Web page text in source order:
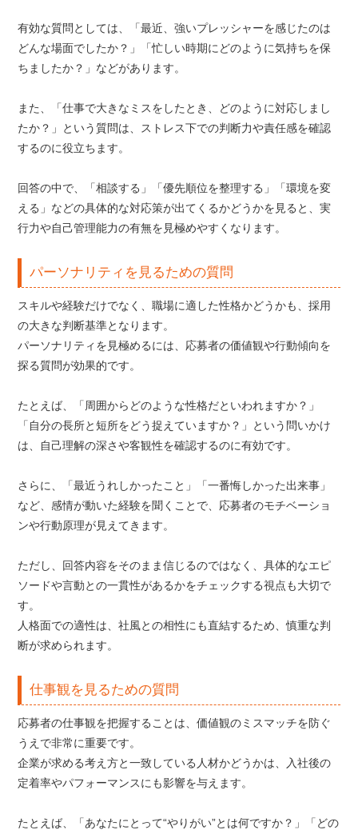
有効な質問としては、「最近、強いプレッシャーを感じたのは
どんな場面でしたか？」「忙しい時期にどのように気持ちを保
ちましたか？」などがあります。
また、「仕事で大きなミスをしたとき、どのように対応しまし
たか？」という質問は、ストレス下での判断力や責任感を確認
するのに役立ちます。
回答の中で、「相談する」「優先順位を整理する」「環境を変
える」などの具体的な対応策が出てくるかどうかを見ると、実
行力や自己管理能力の有無を見極めやすくなります。
パーソナリティを見るための質問
スキルや経験だけでなく、職場に適した性格かどうかも、採用
の大きな判断基準となります。
パーソナリティを見極めるには、応募者の価値観や行動傾向を
探る質問が効果的です。
たとえば、「周囲からどのような性格だといわれますか？」
「自分の長所と短所をどう捉えていますか？」という問いかけ
は、自己理解の深さや客観性を確認するのに有効です。
さらに、「最近うれしかったこと」「一番悔しかった出来事」
など、感情が動いた経験を聞くことで、応募者のモチベーショ
ンや行動原理が見えてきます。
ただし、回答内容をそのまま信じるのではなく、具体的なエピ
ソードや言動との一貫性があるかをチェックする視点も大切で
す。
人格面での適性は、社風との相性にも直結するため、慎重な判
断が求められます。
仕事観を見るための質問
応募者の仕事観を把握することは、価値観のミスマッチを防ぐ
うえで非常に重要です。
企業が求める考え方と一致している人材かどうかは、入社後の
定着率やパフォーマンスにも影響を与えます。
たとえば、「あなたにとって“やりがい”とは何ですか？」「どの